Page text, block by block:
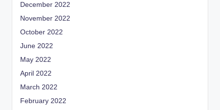
December 2022
November 2022
October 2022
June 2022
May 2022
April 2022
March 2022
February 2022